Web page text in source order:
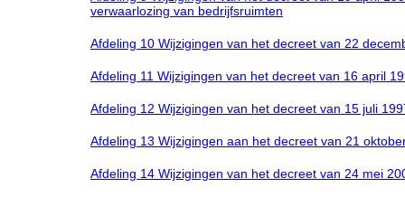
verwaarlozing van bedrijfsruimten
Afdeling 10 Wijzigingen van het decreet van 22
Afdeling 11 Wijzigingen van het decreet van 16 april
Afdeling 12 Wijzigingen van het decreet van 15 juli
Afdeling 13 Wijzigingen aan het decreet van 21
Afdeling 14 Wijzigingen van het decreet van 24 mei